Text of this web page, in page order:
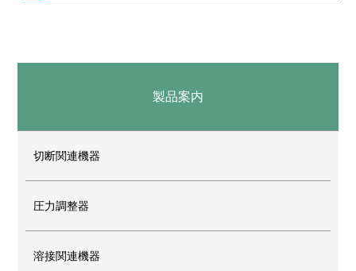
製品案内
切断関連機器
圧力調整器
溶接関連機器